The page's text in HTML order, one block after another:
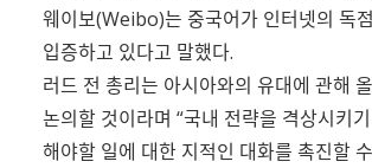
웨이보(Weibo)는 중국어가 인터넷의 독
입증하고 있다고 말했다.
러드 전 총리는 아시아와의 유대에 관해
논의할 것이라며 “국내 전략을 격상시키
해야할 일에 대한 지적인 대화를 촉진할